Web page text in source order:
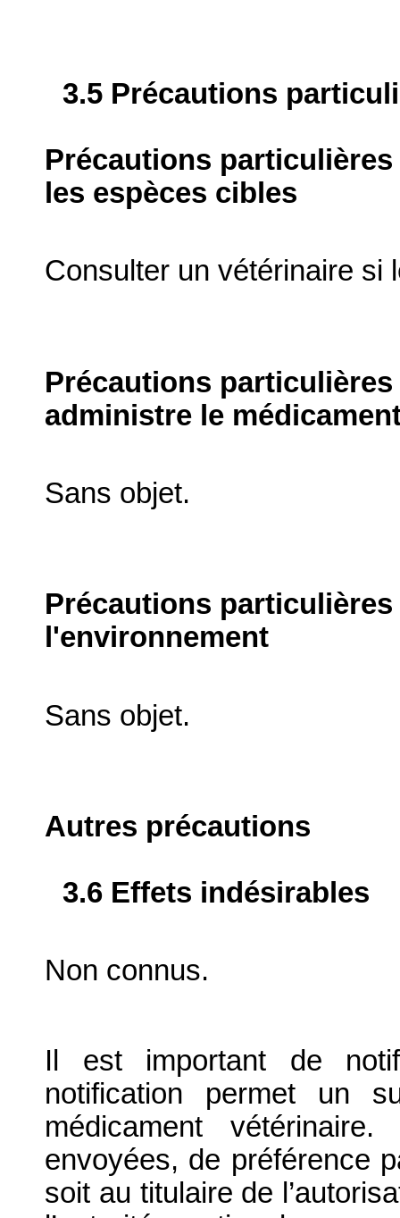
3.5 Précautions
Précautions
les espèces cibles
Consulter un vétérinaire si
Précautions
administre le
Sans objet.
Précautions
l'environnement
Sans objet.
Autres précautions
3.6 Effets indésirables
Non connus.
Il est important de
notification permet un
médicament
envoyées, de préférence
soit au titulaire de